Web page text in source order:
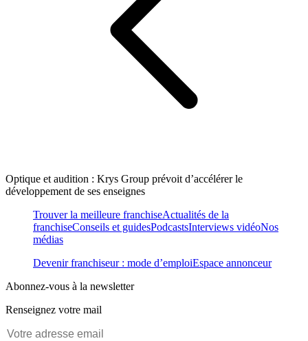
Optique et audition : Krys Group prévoit d’accélérer le
développement de ses enseignes
Trouver la meilleure franchiseActualités de la
franchiseConseils et guidesPodcastsInterviews vidéoNos
médias
Devenir franchiseur : mode d’emploiEspace annonceur
Abonnez-vous à la newsletter
Renseignez votre mail